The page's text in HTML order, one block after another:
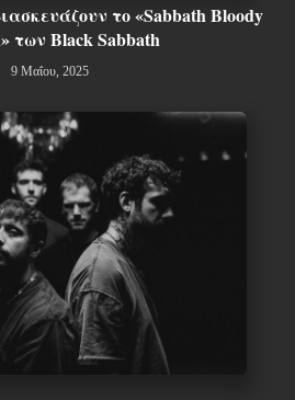
το «Sabbath Bloody
των Black Sabbath
9 Μαΐου, 2025